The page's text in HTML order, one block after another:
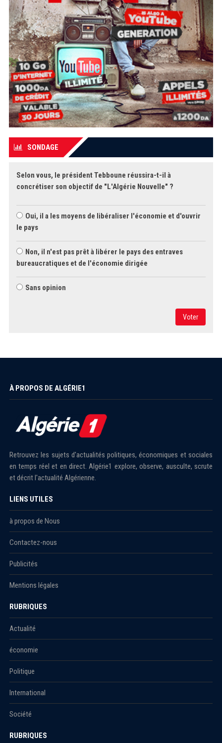
SONDAGE
Selon vous, le président Tebboune réussira-t-il à
concrétiser son objectif de "L'Algérie Nouvelle" ?
Oui, il a les moyens de libéraliser l'économie et d'ouvrir
le pays
Non, il n'est pas prêt à libérer le pays des entraves
bureaucratiques et de l'économie dirigée
Sans opinion
Voter
À PROPOS DE ALGÉRIE1
Retrouvez les sujets d'actualités politiques, économiques et sociales
en temps réel et en direct. Algérie1 explore, observe, ausculte, scrute
et décrit l'actualité Algérienne.
LIENS UTILES
à propos de Nous
Contactez-nous
Publicités
Mentions légales
RUBRIQUES
Actualité
économie
Politique
International
Société
RUBRIQUES